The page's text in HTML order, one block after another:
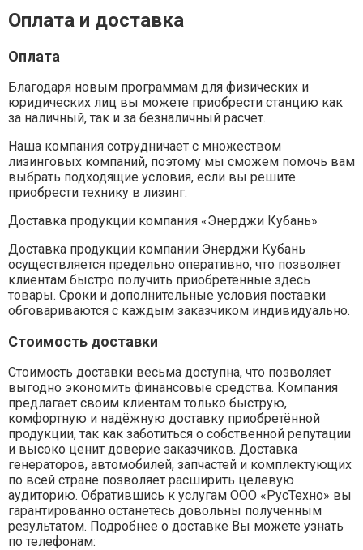
Оплата и доставка
Оплата
Благодаря новым программам для физических и
юридических лиц вы можете приобрести станцию как
за наличный, так и за безналичный расчет.
Наша компания сотрудничает с множеством
лизинговых компаний, поэтому мы сможем помочь вам
выбрать подходящие условия, если вы решите
приобрести технику в лизинг.
Доставка продукции компания «Энерджи Кубань»
Доставка продукции компании Энерджи Кубань
осуществляется предельно оперативно, что позволяет
клиентам быстро получить приобретённые здесь
товары. Сроки и дополнительные условия поставки
обговариваются с каждым заказчиком индивидуально.
Стоимость доставки
Стоимость доставки весьма доступна, что позволяет
выгодно экономить финансовые средства. Компания
предлагает своим клиентам только быструю,
комфортную и надёжную доставку приобретённой
продукции, так как заботиться о собственной репутации
и высоко ценит доверие заказчиков. Доставка
генераторов, автомобилей, запчастей и комплектующих
по всей стране позволяет расширить целевую
аудиторию. Обратившись к услугам ООО «РусТехно» вы
гарантированно останетесь довольны полученным
результатом. Подробнее о доставке Вы можете узнать
по телефонам: